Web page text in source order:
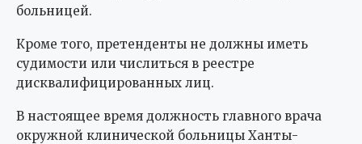
больницей.
Кроме того, претенденты не должны иметь
судимости или числиться в реестре
дисквалифицированных лиц.
В настоящее время должность главного врача
окружной клинической больницы Ханты-